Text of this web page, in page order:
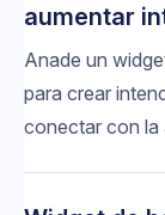
aumentar
Anade un
para crear
conectar con la